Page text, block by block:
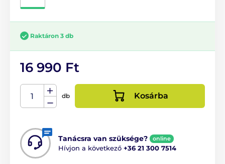
Raktáron 3 db
16 990 Ft
db Kosárba
Tanácsra van szüksége? online
Hívjon a következő +36 21 300 7514